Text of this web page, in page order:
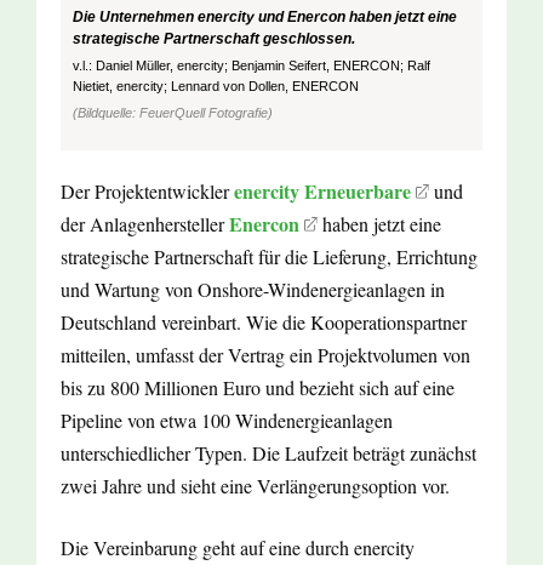
Die Unternehmen enercity und Enercon haben jetzt eine
strategische Partnerschaft geschlossen.
v.l.: Daniel Müller, enercity; Benjamin Seifert, ENERCON; Ralf
Nietiet, enercity; Lennard von Dollen, ENERCON
(Bildquelle: FeuerQuell Fotografie)
Der Projektentwicklerenercity Erneuerbare
und
der AnlagenherstellerEnercon
haben jetzt eine
strategische Partnerschaft für die Lieferung, Errichtung
und Wartung von Onshore-Windenergieanlagen in
Deutschland vereinbart. Wie die Kooperationspartner
mitteilen, umfasst der Vertrag ein Projektvolumen von
bis zu 800 Millionen Euro und bezieht sich auf eine
Pipeline von etwa 100 Windenergieanlagen
unterschiedlicher Typen. Die Laufzeit beträgt zunächst
zwei Jahre und sieht eine Verlängerungsoption vor.
Die Vereinbarung geht auf eine durch enercity